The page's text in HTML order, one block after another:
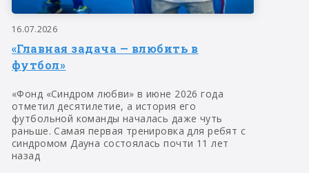
16.07.2026
«Главная задача — влюбить в
футбол»
«Фонд «Синдром любви» в июне 2026 года
отметил десятилетие, а история его
футбольной команды началась даже чуть
раньше. Самая первая тренировка для ребят с
синдромом Дауна состоялась почти 11 лет
назад